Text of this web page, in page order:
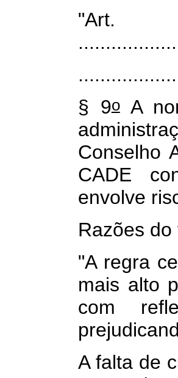
§ 9oA
Conselho
CADE
envolve
Razões do
"A regra
mais alto
com
A falta de